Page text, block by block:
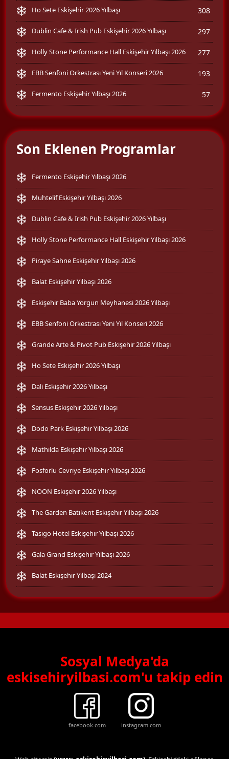
Ho Sete Eskişehir 2026 Yılbaşı 308
Dublin Cafe & Irish Pub Eskişehir 2026 Yılbaşı 297
Holly Stone Performance Hall Eskişehir Yılbaşı 2026 277
EBB Senfoni Orkestrası Yeni Yıl Konseri 2026 193
Fermento Eskişehir Yılbaşı 2026 57
Son Eklenen Programlar
Fermento Eskişehir Yılbaşı 2026
Muhtelif Eskişehir Yılbaşı 2026
Dublin Cafe & Irish Pub Eskişehir 2026 Yılbaşı
Holly Stone Performance Hall Eskişehir Yılbaşı 2026
Piraye Sahne Eskişehir Yılbaşı 2026
Balat Eskişehir Yılbaşı 2026
Eskişehir Baba Yorgun Meyhanesi 2026 Yılbaşı
EBB Senfoni Orkestrası Yeni Yıl Konseri 2026
Grande Arte & Pivot Pub Eskişehir 2026 Yılbaşı
Ho Sete Eskişehir 2026 Yılbaşı
Dali Eskişehir 2026 Yılbaşı
Sensus Eskişehir 2026 Yılbaşı
Dodo Park Eskişehir Yılbaşı 2026
Mathilda Eskişehir Yılbaşı 2026
Fosforlu Cevriye Eskişehir Yılbaşı 2026
NOON Eskişehir 2026 Yılbaşı
The Garden Batıkent Eskişehir Yılbaşı 2026
Tasigo Hotel Eskişehir Yılbaşı 2026
Gala Grand Eskişehir Yılbaşı 2026
Balat Eskişehir Yılbaşı 2024
Sosyal Medya'da
eskisehiryilbasi.com'u takip edin
facebook.com instagram.com